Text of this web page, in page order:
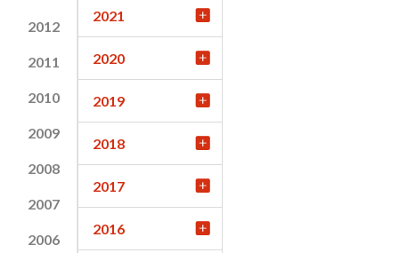
2012
2011
2010
2009
2008
2007
2006
2021
2020
2019
2018
2017
2016